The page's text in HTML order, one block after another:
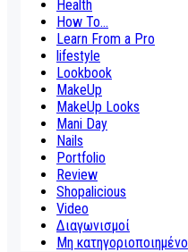
Health
How To...
Learn From a Pro
lifestyle
Lookbook
MakeUp
MakeUp Looks
Mani Day
Nails
Portfolio
Review
Shopalicious
Video
Διαγωνισμοί
Μη κατηγοριοποιημένο